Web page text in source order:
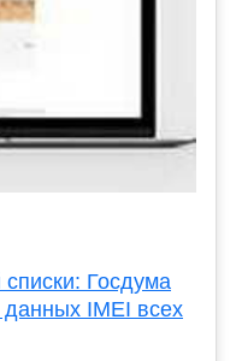
Госдума
IMEI всех